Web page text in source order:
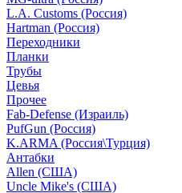
L.A. Customs (Россия)
Hartman (Россия)
Переходники
Планки
Трубы
Цевья
Прочее
Fab-Defense (Израиль)
PufGun (Россия)
K.ARMA (Россия\Турция)
Антабки
Allen (США)
Uncle Mike's (США)